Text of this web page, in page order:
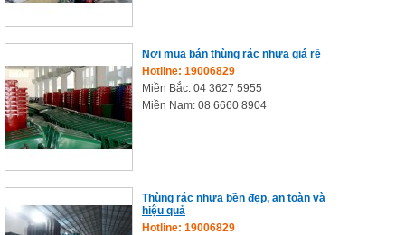
Nơi mua bán thùng rác nhựa giá rẻ
Hotline: 19006829
Miền Bắc: 04 3627 5955
Miền Nam: 08 6660 8904
Thùng rác nhựa bền đẹp, an toàn và
hiệu quả
Hotline: 19006829